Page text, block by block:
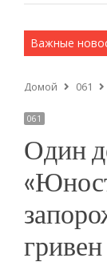
Важные
и армейские
Домой 061
061
Один
гривен